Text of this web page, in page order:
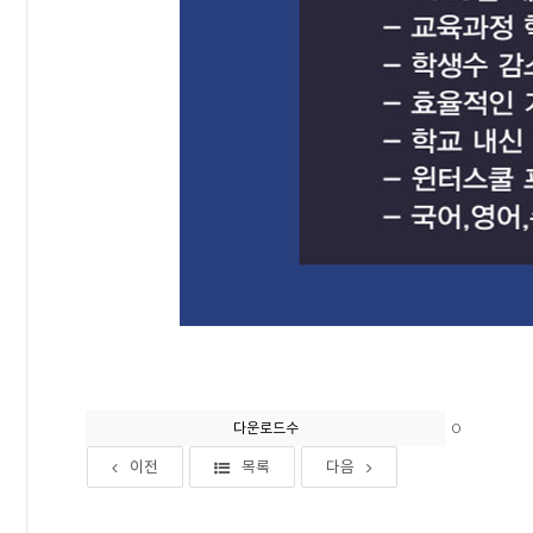
다운로드수 0
이전 목록 다음